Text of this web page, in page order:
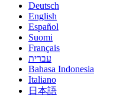
Deutsch
English
Español
Suomi
Français
עברית
Bahasa Indonesia
Italiano
日本語